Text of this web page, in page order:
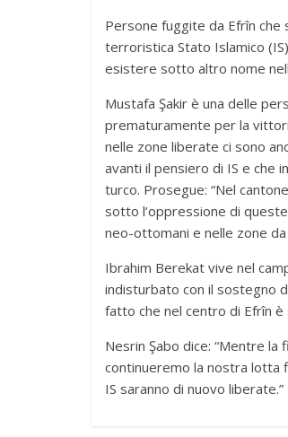
Persone fuggite da Efrîn che
terroristica Stato Islamico
esistere sotto altro nome
Mustafa Şakir è una delle
prematuramente per la
nelle zone liberate ci sono
avanti il pensiero di IS e che
turco. Prosegue: “Nel
sotto l’oppressione di
neo-ottomani e nelle zone
Ibrahim Berekat vive nel
indisturbato con il sostegno
fatto che nel centro di Efrîn è
Nesrin Şabo dice: “Mentre
continueremo la nostra lotta
IS saranno di nuovo liberate.”